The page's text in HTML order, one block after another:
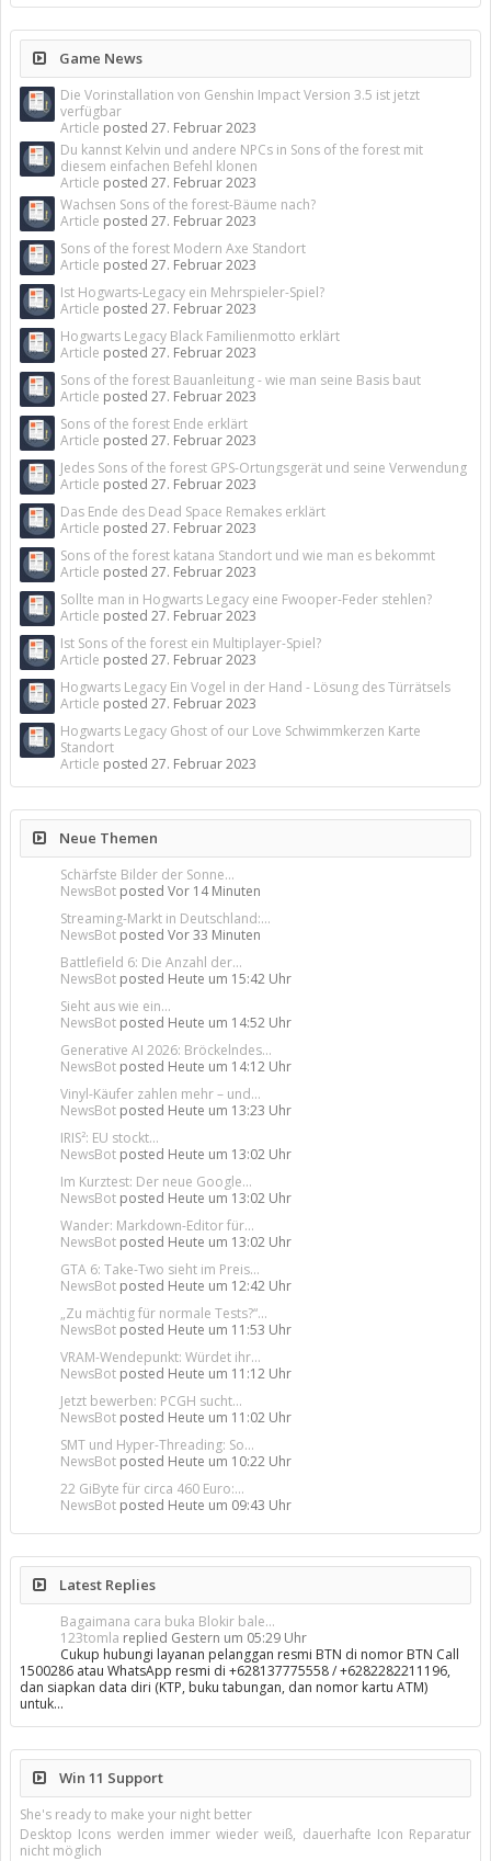
Game News
Die Vorinstallation von Genshin Impact Version 3.5 ist jetzt
verfügbar
Article posted 27. Februar 2023
Du kannst Kelvin und andere NPCs in Sons of the forest mit
diesem einfachen Befehl klonen
Article posted 27. Februar 2023
Wachsen Sons of the forest-Bäume nach?
Article posted 27. Februar 2023
Sons of the forest Modern Axe Standort
Article posted 27. Februar 2023
Ist Hogwarts-Legacy ein Mehrspieler-Spiel?
Article posted 27. Februar 2023
Hogwarts Legacy Black Familienmotto erklärt
Article posted 27. Februar 2023
Sons of the forest Bauanleitung - wie man seine Basis baut
Article posted 27. Februar 2023
Sons of the forest Ende erklärt
Article posted 27. Februar 2023
Jedes Sons of the forest GPS-Ortungsgerät und seine Verwendung
Article posted 27. Februar 2023
Das Ende des Dead Space Remakes erklärt
Article posted 27. Februar 2023
Sons of the forest katana Standort und wie man es bekommt
Article posted 27. Februar 2023
Sollte man in Hogwarts Legacy eine Fwooper-Feder stehlen?
Article posted 27. Februar 2023
Ist Sons of the forest ein Multiplayer-Spiel?
Article posted 27. Februar 2023
Hogwarts Legacy Ein Vogel in der Hand - Lösung des Türrätsels
Article posted 27. Februar 2023
Hogwarts Legacy Ghost of our Love Schwimmkerzen Karte
Standort
Article posted 27. Februar 2023
Neue Themen
Schärfste Bilder der Sonne...
NewsBot posted Vor 14 Minuten
Streaming-Markt in Deutschland:...
NewsBot posted Vor 33 Minuten
Battlefield 6: Die Anzahl der...
NewsBot posted Heute um 15:42 Uhr
Sieht aus wie ein...
NewsBot posted Heute um 14:52 Uhr
Generative AI 2026: Bröckelndes...
NewsBot posted Heute um 14:12 Uhr
Vinyl-Käufer zahlen mehr – und...
NewsBot posted Heute um 13:23 Uhr
IRIS²: EU stockt...
NewsBot posted Heute um 13:02 Uhr
Im Kurztest: Der neue Google...
NewsBot posted Heute um 13:02 Uhr
Wander: Markdown-Editor für...
NewsBot posted Heute um 13:02 Uhr
GTA 6: Take-Two sieht im Preis...
NewsBot posted Heute um 12:42 Uhr
„Zu mächtig für normale Tests?“...
NewsBot posted Heute um 11:53 Uhr
VRAM-Wendepunkt: Würdet ihr...
NewsBot posted Heute um 11:12 Uhr
Jetzt bewerben: PCGH sucht...
NewsBot posted Heute um 11:02 Uhr
SMT und Hyper-Threading: So...
NewsBot posted Heute um 10:22 Uhr
22 GiByte für circa 460 Euro:...
NewsBot posted Heute um 09:43 Uhr
Latest Replies
Bagaimana cara buka Blokir bale...
123tomla replied Gestern um 05:29 Uhr
Cukup hubungi layanan pelanggan resmi BTN di nomor BTN Call
1500286 atau WhatsApp resmi di +628137775558 / +6282282211196,
dan siapkan data diri (KTP, buku tabungan, dan nomor kartu ATM)
untuk…
Win 11 Support
She's ready to make your night better
Desktop Icons werden immer wieder weiß, dauerhafte Icon Reparatur
nicht möglich